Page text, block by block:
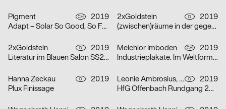
Pigment CH
2019
Adapt – Solar So Good, So Far Not Good
2xGoldstein D
2019
(zwischen)räume in der gegenwartsmusik
2xGoldstein D
2019
Literatur im Blauen Salon SS2019
Melchior Imboden CH
2019
Industrieplakate. Im Weltformat 1900 bis heute
Hanna Zeckau D
2019
Plux Finissage
Leonie Ambrosius, Michel Bütepage D
2019
HfG Offenbach Rundgang 2019